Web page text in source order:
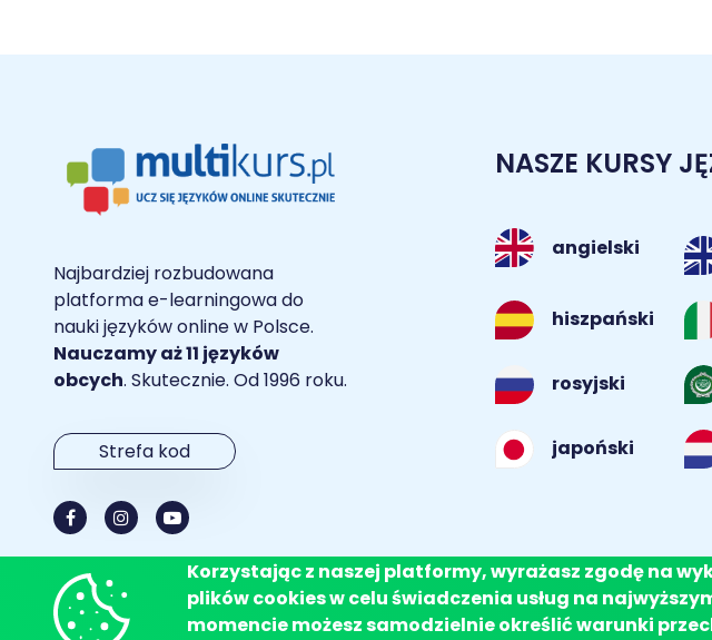
Najbardziej rozbudowana
platforma e-learningowa do
nauki języków online w Polsce.
Nauczamy aż 11 języków
obcych. Skutecznie. Od 1996 roku.
Strefa kod
NASZE KURSY
angielski
hiszpański
rosyjski
japoński
Korzystając z naszej platformy, wyrażasz zgodę na
plików cookies w celu świadczenia usług na
momencie możesz samodzielnie określić warunki